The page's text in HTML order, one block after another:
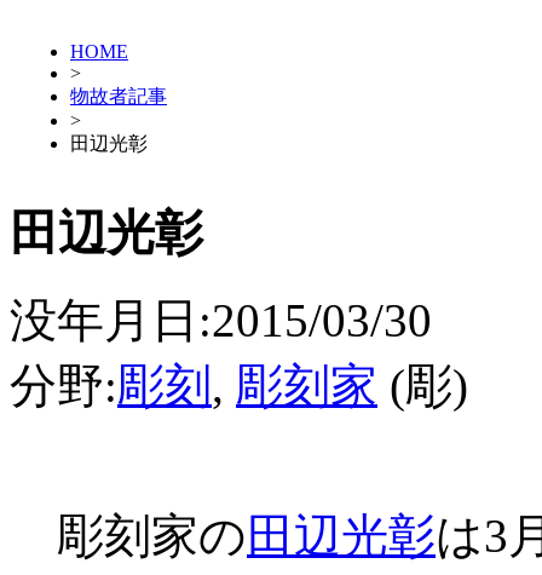
HOME
>
物故者記事
>
田辺光彰
田辺光彰
没年月日:2015/03/30
分野:彫刻 , 彫刻家 (彫)
彫刻家の田辺光彰は3